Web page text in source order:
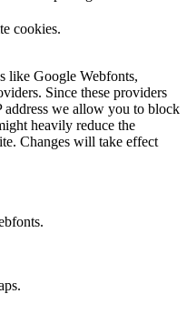
cookies.
like Google Webfonts,
Since these providers
address we allow you to block
heavily reduce the
Changes will take effect